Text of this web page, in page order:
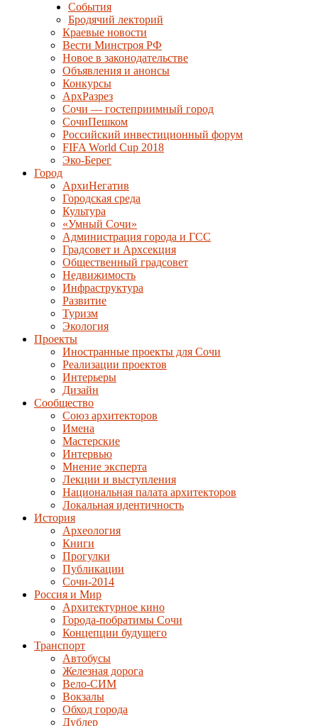
События
Бродячий лекторий
Краевые новости
Вести Минстроя РФ
Новое в законодательстве
Объявления и анонсы
Конкурсы
АрхРазрез
Сочи — гостеприимный город
СочиПешком
Российский инвестиционный форум
FIFA World Cup 2018
Эко-Берег
Город
АрхиНегатив
Городская среда
Культура
«Умный Сочи»
Администрация города и ГСС
Градсовет и Архсекция
Общественный градсовет
Недвижимость
Инфраструктура
Развитие
Туризм
Экология
Проекты
Иностранные проекты для Сочи
Реализации проектов
Интерьеры
Дизайн
Сообщество
Союз архитекторов
Имена
Мастерские
Интервью
Мнение эксперта
Лекции и выступления
Национальная палата архитекторов
Локальная идентичность
История
Археология
Книги
Прогулки
Публикации
Сочи-2014
Россия и Мир
Архитектурное кино
Города-побратимы Сочи
Концепции будущего
Транспорт
Автобусы
Железная дорога
Вело-СИМ
Вокзалы
Обход города
Дублер